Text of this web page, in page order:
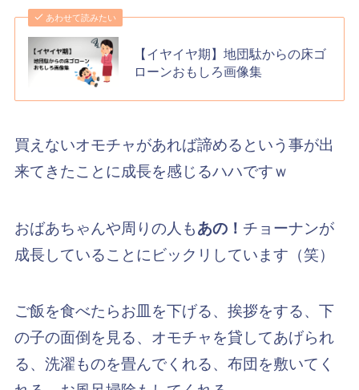
あわせて読みたい
【イヤイヤ期】地団駄からの床ゴ
ローンおもしろ画像集
買えないオモチャがあれば諦めるという事が出
来てきたことに成長を感じるハハですｗ
おばあちゃんや周りの人もあの！ チョーナンが
成長していることにビックリしています（笑）
ご飯を食べたらお皿を下げる、挨拶をする、下
の子の面倒を見る、オモチャを貸してあげられ
る、洗濯ものを畳んでくれる、布団を敷いてく